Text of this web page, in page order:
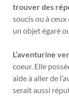
trouver des
soucis ou à
un objet égaré
L’aventurine
coeur. Elle
aide à aller de
serait aussi